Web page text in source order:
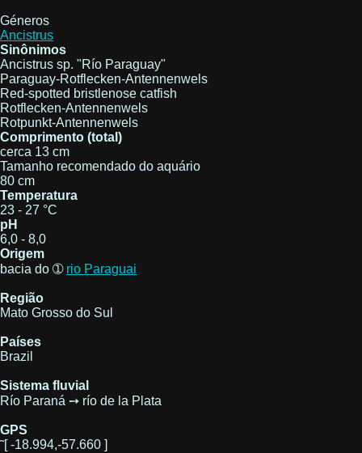
Géneros
Ancistrus
Sinônimos
Ancistrus sp. "Río Paraguay"
Paraguay-Rotflecken-Antennenwels
Red-spotted bristlenose catfish
Rotflecken-Antennenwels
Rotpunkt-Antennenwels
Comprimento (total)
cerca 13 cm
Tamanho recomendado do aquário
80 cm
Temperatura
23 - 27 °C
pH
6,0 - 8,0
Origem
bacia do ➀ rio Paraguai
Região
Mato Grosso do Sul
Países
Brazil
Sistema fluvial
Río Paraná ➙ río de la Plata
GPS
˜[ -18.994,-57.660 ]